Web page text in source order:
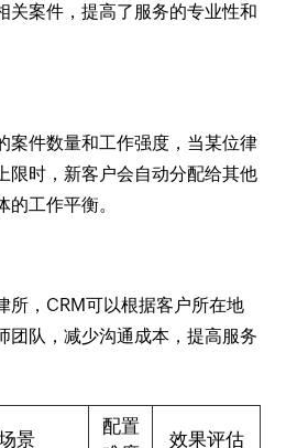
关案件，提高了服务的专业性和
案件数量和工作强度，当某位律
限时，新客户会自动分配给其他
工作平衡。
所，CRM可以根据客户所在地
团队，减少沟通成本，提高服务
景
配置
效果评估